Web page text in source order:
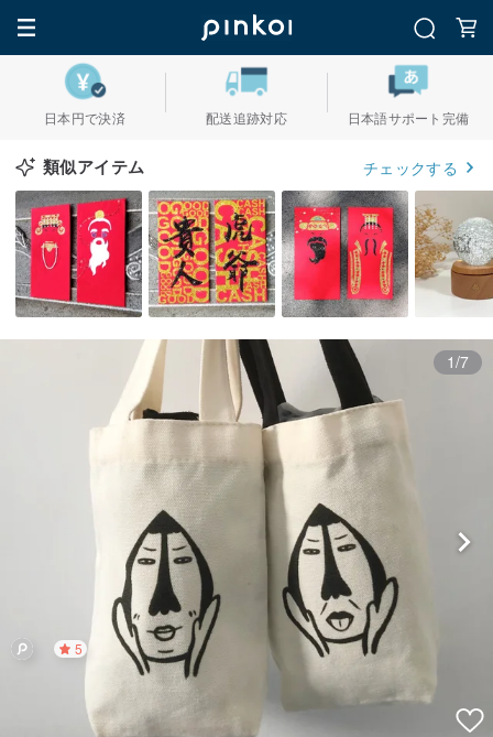
日本円で決済 配送追跡対応 日本語サポート完備
類似アイテム チェックする
1/7
5